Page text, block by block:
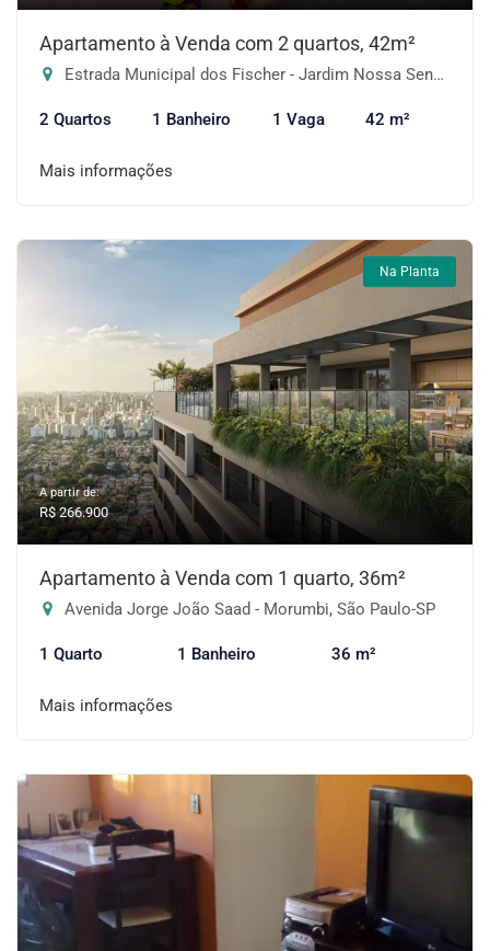
Apartamento à Venda com 2 quartos, 42m²
Estrada Municipal dos Fischer - Jardim Nossa Senhora das Graças, Cotia-SP
2 Quartos 1 Banheiro 1 Vaga 42 m²
Mais informações
Na Planta
A partir de:
R$ 266.900
Apartamento à Venda com 1 quarto, 36m²
Avenida Jorge João Saad - Morumbi, São Paulo-SP
1 Quarto 1 Banheiro 36 m²
Mais informações